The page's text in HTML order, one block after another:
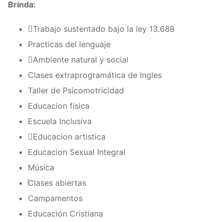
Brinda:
Trabajo sustentado bajo la ley 13.688
Practicas del lenguaje
Ambiente natural y social
Clases extraprogramática de Ingles
Taller de Psicomotricidad
Educacion fisica
Escuela Inclusiva
Educacion artistica
Educacion Sexual Integral
Música
Clases abiertas
Campamentos
Educación Cristiana